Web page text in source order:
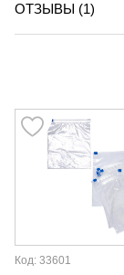
ОТЗЫВЫ (1)
Код: 33601